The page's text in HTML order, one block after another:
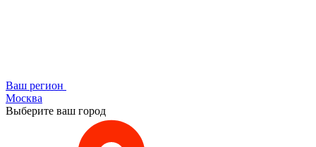
Ваш регион
Москва
Выберите ваш город